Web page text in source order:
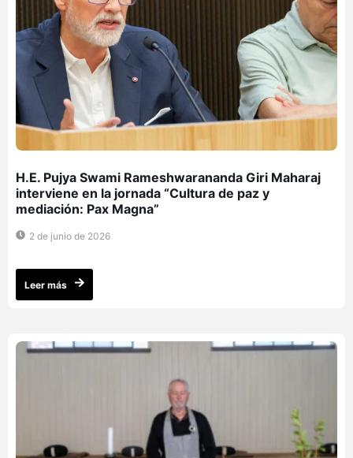
H.E. Pujya Swami Rameshwarananda Giri Maharaj
interviene en la jornada “Cultura de paz y
mediación: Pax Magna”
2 de junio de 2026
Leer más